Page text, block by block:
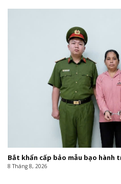
Bắt khẩn cấp bảo mẫu bạo hành
8 Tháng 8, 2026